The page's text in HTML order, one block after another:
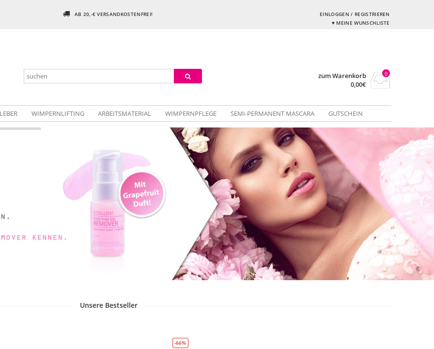
AB 20,-€ VERSANDKOSTENFREI!
EINLOGGEN / REGISTRIEREN
♥ MEINE WUNSCHLISTE
zum Warenkorb
0,00€
0
WIMPERNLIFTING ARBEITSMATERIAL WIMPERNPFLEGE SEMI-PERMANENT MASCARA GUTSCHEIN
Unsere Bestseller
-66%